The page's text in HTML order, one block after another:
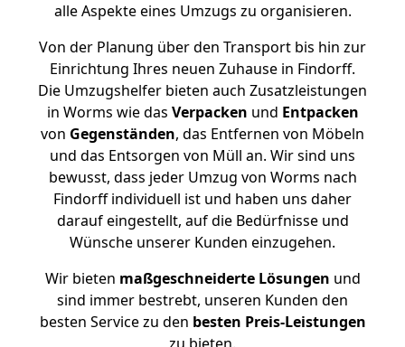
alle Aspekte eines Umzugs zu organisieren.
Von der Planung über den Transport bis hin zur
Einrichtung Ihres neuen Zuhause in Findorff.
Die Umzugshelfer bieten auch Zusatzleistungen
in Worms wie das Verpacken und Entpacken
von Gegenständen, das Entfernen von Möbeln
und das Entsorgen von Müll an. Wir sind uns
bewusst, dass jeder Umzug von Worms nach
Findorff individuell ist und haben uns daher
darauf eingestellt, auf die Bedürfnisse und
Wünsche unserer Kunden einzugehen.
Wir bieten maßgeschneiderte Lösungen und
sind immer bestrebt, unseren Kunden den
besten Service zu den besten Preis-Leistungen